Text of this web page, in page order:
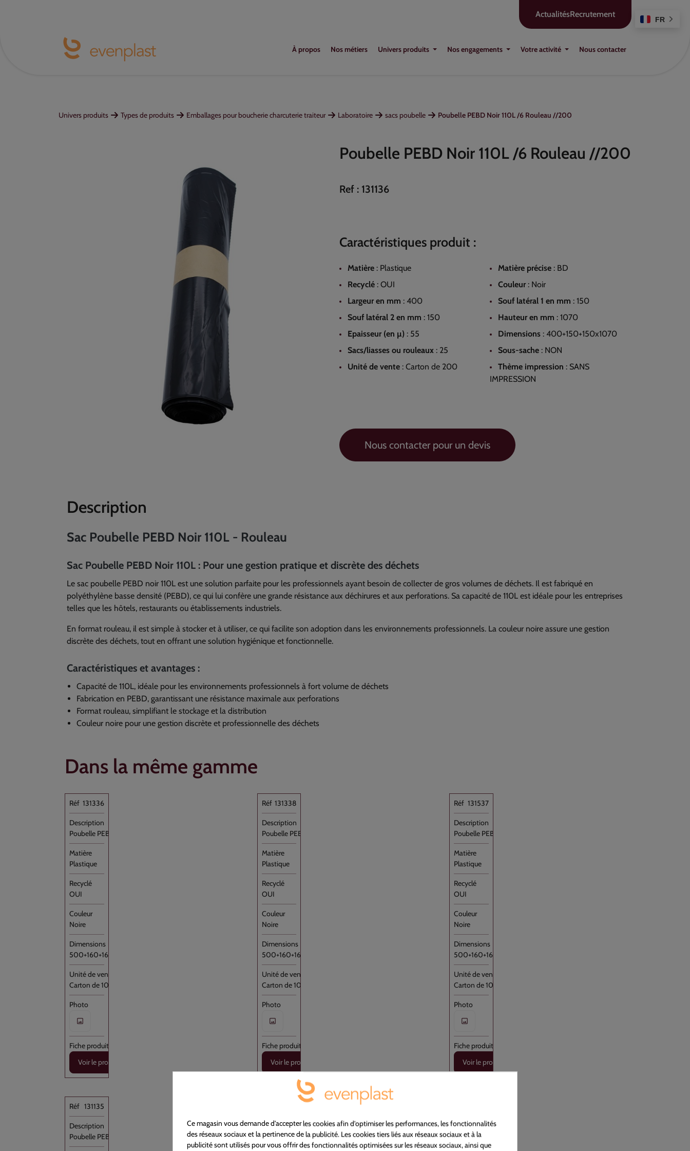
FR
ActualitésRecrutement
À propos Nos métiers Univers produits Nos engagements Votre activité Nous contacter
Univers produits Types de produits Emballages pour boucherie charcuterie traiteur Laboratoire sacs poubelle Poubelle PEBD Noir 110L /6 Rouleau //200
Poubelle PEBD Noir 110L /6 Rouleau //200
Ref : 131136
Caractéristiques produit :
Matière : Plastique Matière précise: BD
Recyclé : OUI Couleur: Noir
Largeur en mm : 400 Souf latéral 1 en mm : 150
Souf latéral 2 en mm : 150 Hauteur en mm : 1070
Epaisseur (en µ) : 55 Dimensions: 400+150+150x1070
Sacs/liasses ou rouleaux : 25 Sous-sache: NON
Unité de vente : Carton de 200 Thème impression : SANS
IMPRESSION
Nous contacter pour un devis
Description
Sac Poubelle PEBD Noir 110L - Rouleau
Sac Poubelle PEBD Noir 110L : Pour une gestion pratique et discrète des déchets
Le sac poubelle PEBD noir 110L est une solution parfaite pour les professionnels ayant besoin de collecter de gros volumes de déchets. Il est fabriqué en
polyéthylène basse densité (PEBD), ce qui lui confère une grande résistance aux déchirures et aux perforations. Sa capacité de 110L est idéale pour les entreprises
telles que les hôtels, restaurants ou établissements industriels.
En format rouleau, il est simple à stocker et à utiliser, ce qui facilite son adoption dans les environnements professionnels. La couleur noire assure une gestion
discrète des déchets, tout en offrant une solution hygiénique et fonctionnelle.
Caractéristiques et avantages :
Capacité de 110L, idéale pour les environnements professionnels à fort volume de déchets
Fabrication en PEBD, garantissant une résistance maximale aux perforations
Format rouleau, simplifiant le stockage et la distribution
Couleur noire pour une gestion discrète et professionnelle des déchets
Dans la même gamme
131336
Poubelle PEBD Noir 130L /6 Rouleau //100
Plastique
OUI
Noire
500+160+160x1160
Carton de 100
Voir le produit
131338
Poubelle PEBD Noir 130L /7 Rouleau //100
Plastique
OUI
Noire
500+160+160x1160
Carton de 100
Voir le produit
131537
Poubelle PEBD Noir 150L /MAX Rouleau //100
Plastique
OUI
Noire
500+160+160x1400
Carton de 100
Voir le produit
131135
Poubelle PEBD Noir 110L /SUP Rouleau //200 Poubelle PEMD transparent lien [...] Poubelle PEBD Blanc 50L Rouleau //200
Ce magasin vous demande d'accepter les cookies afin d'optimiser les performances, les fonctionnalités
des réseaux sociaux et la pertinence de la publicité. Les cookies tiers liés aux réseaux sociaux et à la
publicité sont utilisés pour vous offrir des fonctionnalités optimisées sur les réseaux sociaux, ainsi que